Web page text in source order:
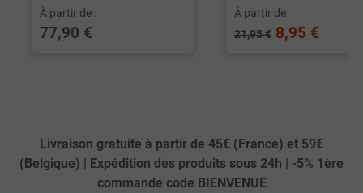
À partir de :
77,90 €
À partir de
21,95 € 8,95 €
Livraison gratuite à partir de 45€ (France) et 59€
(Belgique) | Expédition des produits sous 24h | -5% 1ère
commande code BIENVENUE